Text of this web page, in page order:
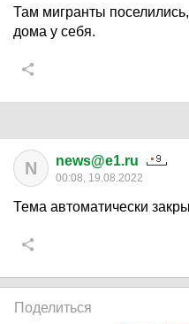
Там мигранты поселились,
дома у себя.
N news@e1.ru
00:08, 19.08.2022
Тема автоматически
Поделиться